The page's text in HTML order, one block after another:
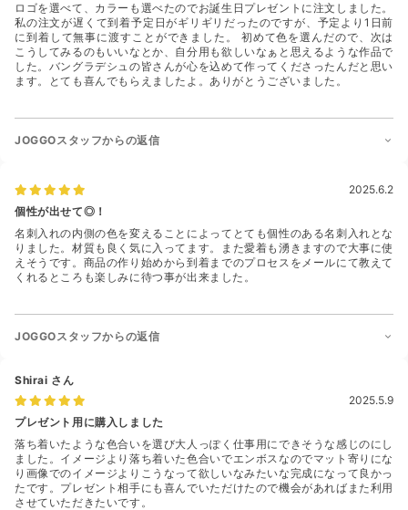
ロゴを選べて、カラーも選べたのでお誕生日プレゼントに注文しました。
私の注文が遅くて到着予定日がギリギリだったのですが、予定より1日前
に到着して無事に渡すことができました。 初めて色を選んだので、次は
こうしてみるのもいいなとか、自分用も欲しいなぁと思えるような作品で
した。バングラデシュの皆さんが心を込めて作ってくださったんだと思い
ます。とても喜んでもらえましたよ。ありがとうございました。
JOGGOスタッフからの返信
2025.6.2
個性が出せて◎！
名刺入れの内側の色を変えることによってとても個性のある名刺入れとな
りました。材質も良く気に入ってます。また愛着も湧きますので大事に使
えそうです。商品の作り始めから到着までのプロセスをメールにて教えて
くれるところも楽しみに待つ事が出来ました。
JOGGOスタッフからの返信
Shirai さん
2025.5.9
プレゼント用に購入しました
落ち着いたような色合いを選び大人っぽく仕事用にできそうな感じのにし
ました。イメージより落ち着いた色合いでエンボスなのでマット寄りにな
り画像でのイメージよりこうなって欲しいなみたいな完成になって良かっ
たです。プレゼント相手にも喜んでいただけたので機会があればまた利用
させていただきたいです。